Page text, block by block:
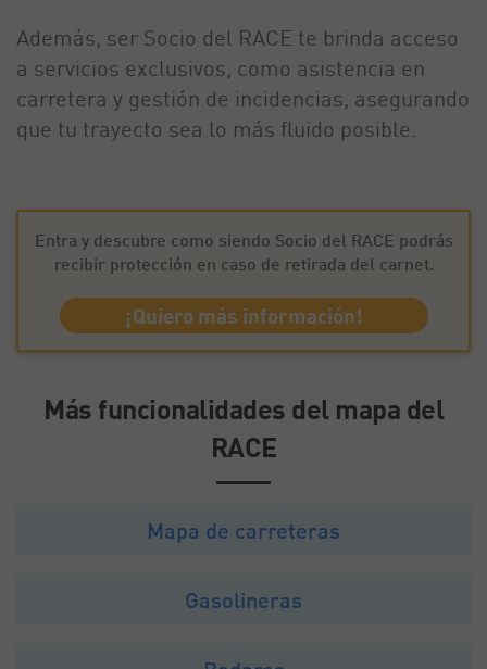
Además, ser Socio del RACE te brinda acceso
a servicios exclusivos, como asistencia en
carretera y gestión de incidencias, asegurando
que tu trayecto sea lo más fluido posible.
Entra y descubre como siendo Socio del RACE podrás
recibir protección en caso de retirada del carnet.
¡Quiero más información!
Más funcionalidades del mapa del
RACE
Mapa de carreteras
Gasolineras